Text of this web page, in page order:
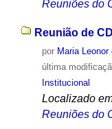
Reuniões do
Reunião de
por Maria
última
Institucional
Localizado
Reuniões do